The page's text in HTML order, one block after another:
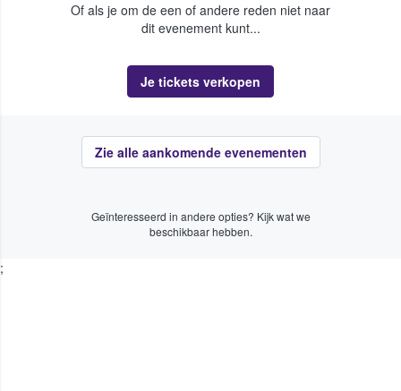
Of als je om de een of andere reden niet naar
dit evenement kunt...
Je tickets verkopen
Zie alle aankomende evenementen
Geïnteresseerd in andere opties? Kijk wat we
beschikbaar hebben.
;